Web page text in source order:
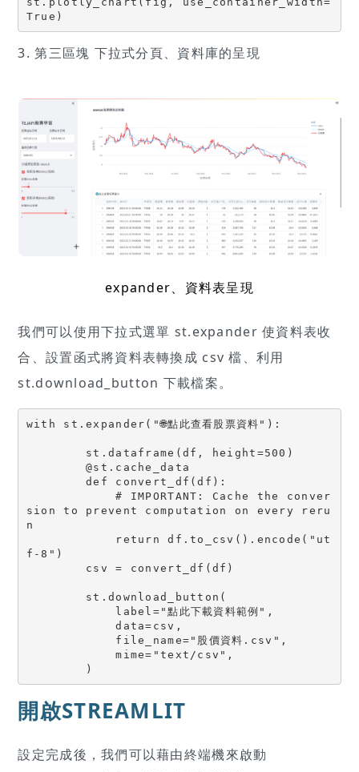
True)
3. 第三區塊 下拉式分頁、資料庫的呈現
expander、資料表呈現
我們可以使用下拉式選單 st.expander 使資料表收
合、設置函式將資料表轉換成 csv 檔、利用
st.download_button 下載檔案。
with st.expander("🌐點此查看股票資料"):
        @st.cache_data
        def convert_df(df):
            # IMPORTANT: Cache the conver
sion to prevent computation on every reru
n
f-8")
            data=csv,
            mime="text/csv",
        )
開啟STREAMLIT
設定完成後，我們可以藉由終端機來啟動